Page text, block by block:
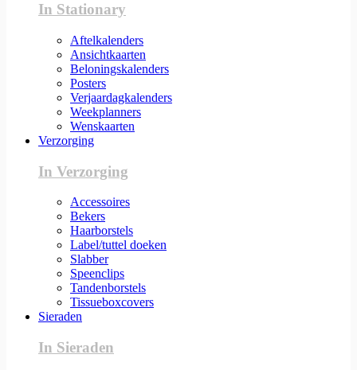
In Stationary
Aftelkalenders
Ansichtkaarten
Beloningskalenders
Posters
Verjaardagkalenders
Weekplanners
Wenskaarten
Verzorging
In Verzorging
Accessoires
Bekers
Haarborstels
Label/tuttel doeken
Slabber
Speenclips
Tandenborstels
Tissueboxcovers
Sieraden
In Sieraden